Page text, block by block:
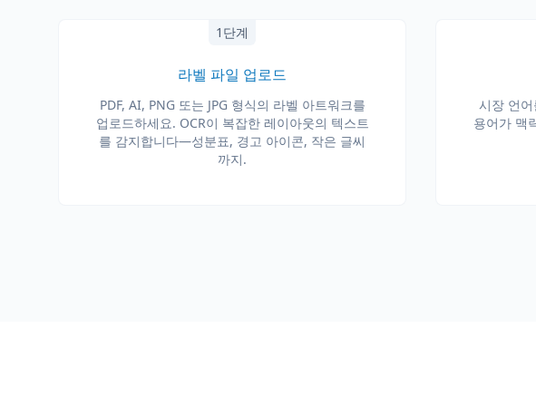
1단계
라벨 파일 업로드
PDF, AI, PNG 또는 JPG 형식의 라벨 아트워크를
업로드하세요. OCR이 복잡한 레이아웃의 텍스트
를 감지합니다—성분표, 경고 아이콘, 작은 글씨
까지.
시장 언
용어가 맥